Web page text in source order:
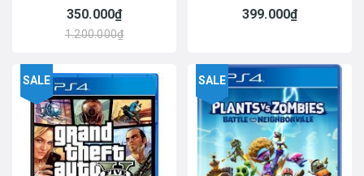
350.000₫
1.200.000₫
399.000₫
SALE SALE